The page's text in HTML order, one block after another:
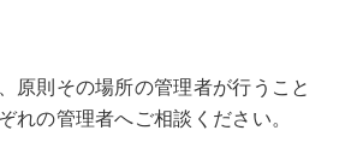
原則その場所の管理者が行うこと
れの管理者へご相談ください。